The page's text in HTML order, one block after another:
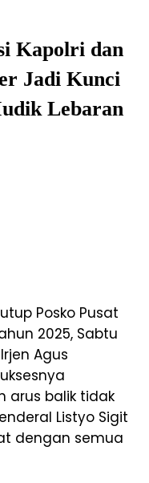
Kapolri dan
Jadi Kunci
Lebaran
Posko Pusat
2025, Sabtu
Agus
arus balik tidak
Listyo Sigit
dengan semua